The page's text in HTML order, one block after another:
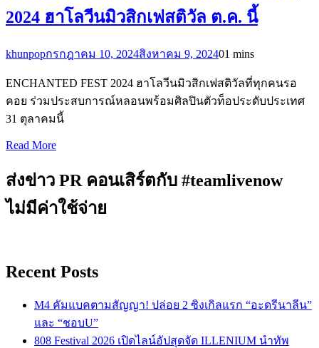
2024 ฮาโลวีนมิวสิกเฟสติวัล ต.ค. นี้
khunpopกรกฎาคม 10, 2024สิงหาคม 9, 202401 mins
ENCHANTED FEST 2024 ฮาโลวีนมิวสิกเฟสติวัลที่ทุกคนรอ
คอย ร่วมประสบการณ์หลอนพร้อมศิลปินตัวท็อประดับประเทศ
31 ตุลาคมนี้
Read More
ส่งข่าว PR คอนเสิร์ตกับ #teamlivenow
ไม่มีค่าใช้จ่าย
Recent Posts
M4 คัมแบคตามสัญญา! ปล่อย 2 ซิงเกิลแรก “อะดรีนาลีน”
และ “ชอบU”
808 Festival 2026 เปิดไลน์อัปสุดจัด ILLENIUM นำทัพ